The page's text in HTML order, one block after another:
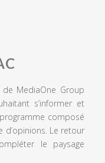
MediaOne Group
s’informer et
composé
d’opinions. Le retour
le paysage